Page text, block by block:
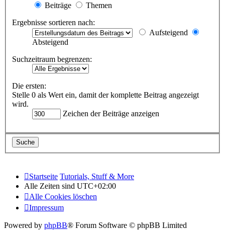
Beiträge
Themen
Ergebnisse sortieren nach:
Aufsteigend
Absteigend
Suchzeitraum begrenzen:
Die ersten:
Stelle 0 als Wert ein, damit der komplette Beitrag angezeigt
wird.
Zeichen der Beiträge anzeigen
Startseite Tutorials, Stuff & More
Alle Zeiten sind UTC+02:00
Alle Cookies löschen
Impressum
Powered by phpBB® Forum Software © phpBB Limited